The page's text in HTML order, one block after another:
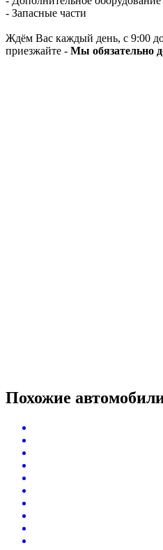
- Запасные части
Ждём Вас каждый день, с 9:00
приезжайте - Мы обязательно
Похожие